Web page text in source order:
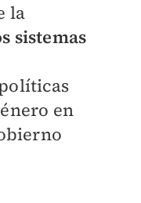
la
sistemas
en